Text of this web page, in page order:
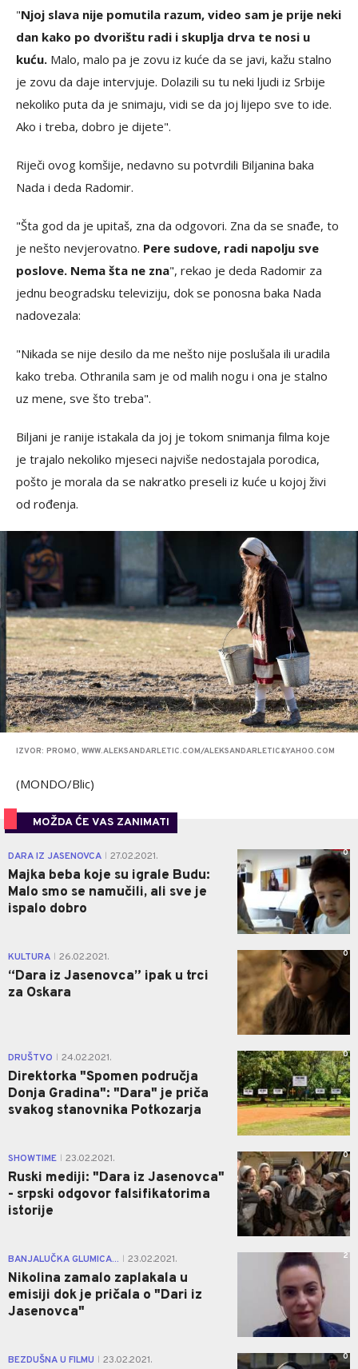
"Njoj slava nije pomutila razum, video sam je prije neki
dan kako po dvorištu radi i skuplja drva te nosi u
kuću. Malo, malo pa je zovu iz kuće da se javi, kažu stalno
je zovu da daje intervjuje. Dolazili su tu neki ljudi iz Srbije
nekoliko puta da je snimaju, vidi se da joj lijepo sve to ide.
Ako i treba, dobro je dijete".
Riječi ovog komšije, nedavno su potvrdili Biljanina baka
Nada i deda Radomir.
"Šta god da je upitaš, zna da odgovori. Zna da se snađe, to
je nešto nevjerovatno. Pere sudove, radi napolju sve
poslove. Nema šta ne zna", rekao je deda Radomir za
jednu beogradsku televiziju, dok se ponosna baka Nada
nadovezala:
"Nikada se nije desilo da me nešto nije poslušala ili uradila
kako treba. Othranila sam je od malih nogu i ona je stalno
uz mene, sve što treba".
Biljani je ranije istakala da joj je tokom snimanja filma koje
je trajalo nekoliko mjeseci najviše nedostajala porodica,
pošto je morala da se nakratko preseli iz kuće u kojoj živi
od rođenja.
IZVOR: PROMO, WWW.ALEKSANDARLETIC.COM/ALEKSANDARLETIC&YAHOO.COM
(MONDO/Blic)
MOŽDA ĆE VAS ZANIMATI
DARA IZ JASENOVCA 27.02.2021.
Majka beba koje su igrale Budu:
Malo smo se namučili, ali sve je
ispalo dobro
0
KULTURA 26.02.2021.
“Dara iz Jasenovca” ipak u trci
za Oskara
0
DRUŠTVO 24.02.2021.
Direktorka "Spomen područja
Donja Gradina": "Dara" je priča
svakog stanovnika Potkozarja
0
SHOWTIME 23.02.2021.
Ruski mediji: "Dara iz Jasenovca"
- srpski odgovor falsifikatorima
istorije
0
BANJALUČKA GLUMICA... 23.02.2021.
Nikolina zamalo zaplakala u
emisiji dok je pričala o "Dari iz
Jasenovca"
2
BEZDUŠNA U FILMU 23.02.2021. 0